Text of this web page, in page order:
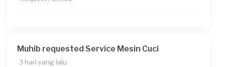
Muhib requested Service Mesin Cuci
3 hari yang lalu